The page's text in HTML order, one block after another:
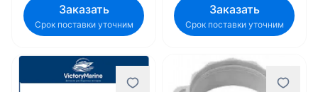
Заказать
Срок поставки уточним
Заказать
Срок поставки уточним